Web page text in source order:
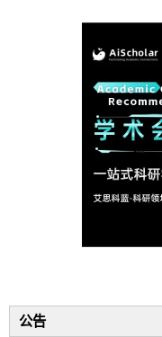
公告